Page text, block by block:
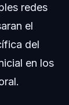
redes
el
del
en los